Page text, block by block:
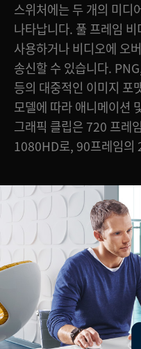
스위처에는 두 개의 미디
나타납니다. 풀 프레임
사용하거나 비디오에 오
송신할 수 있습니다.
등의 대중적인 이미지 포
모델에 따라 애니메이션
그래픽 클립은 720 프레
1080HD로, 90프레임의